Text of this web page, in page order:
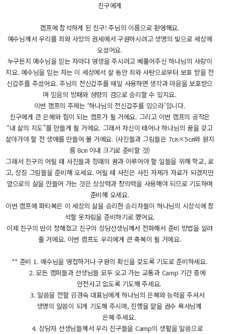
친구에게
캠프에 참석하게 된 친구! 주님의 이름으로 환영해요.
예수님께서 우리를 죄와 사망의 권세에서 구원하시려고 생명의 빛으로 세상에
오셨어요.
누구든지 예수님을 믿는 자마다 영생을 주시려고 베풀어주신 하나님의 사랑이
지요. 예수님을 믿는 자는 이 세상에서 살 동안 죄와 사탄으로부터 보호 받을 전
신갑주를 주셨어요. 주님의 전신갑주를 매일 사용하면 생각과 마음을 보호받으
며 믿음의 방패와 성령의 검으로 승리할 수 있지요.
이번 캠프의 주제는 ‘하나님의 전신갑주를 입으라’입니다.
친구에게 큰 은혜와 힘이 되는 캠프가 될 거에요. 그리고 이번 캠프의 공작은
“내 삶의 지도”를 만들게 될 거에요. 그래서 자신이 태어나 하나님의 꿈을 갖고
살아가야 할 전 생애를 만들어 볼 거에요. (사진들과 그림들은 7㎝×5㎝와 원지
름 8㎝ 이내 크기로 준비할 것)
그래서 친구의 어릴 때 사진들과 장래의 꿈과 이루어야 할 일들을 위해 학교, 로
고, 상징 그림들을 준비해 오세요. 어릴 때 사진은 사진 자체가 자료가 되겠지만
앞으로의 삶을 만들어 가는 것은 상상력과 창의력을 사용해야 되므로 기도하며
준비해 오세요.
이번 캠프에 파티복은 이 세상의 삶을 승리한 승리자들이 하나님의 시상식에 참
석할 옷차림을 준비하기로 했어요.
이제 친구의 반이 정해졌고 친구의 상담선생님께서 전화해서 준비 방법을 알려
줄 거에요. 이번 캠프도 우리에게 큰 축복이 될 거에요.
** 준비 1. 예수님을 영접하거나 구원의 확신을 갖도록 기도로 준비하세요.
2. 모든 캠퍼들과 선생님들 모두 오고 가는 교통과 Camp 기간 중에
안전사고 없도록 기도해 주세요.
3. 말씀을 전할 김경숙 대표님에게 하나님의 은혜와 능력을 주셔서
생명의 말씀이 되게 기도해 주시며, 진행을 맡을 권수 목사님께
은혜 주세요.
4. 상담자 선생님들께서 우리 친구들을 Camp의 생활을 말씀으로